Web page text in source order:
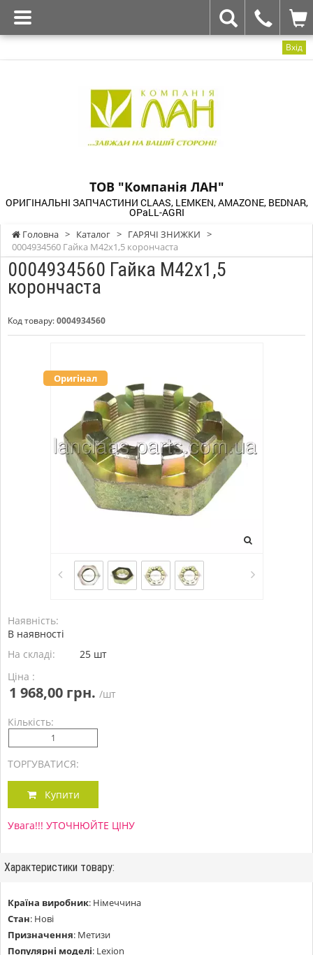
Вхід
ТОВ "Компанія ЛАН"
ОРИГІНАЛЬНІ ЗАПЧАСТИНИ CLAAS, LEMKEN, AMAZONE, BEDNAR,
OPaLL-AGRI
Головна > Каталог > ГАРЯЧІ ЗНИЖКИ >
0004934560 Гайка М42х1,5 корончаста
0004934560 Гайка М42х1,5
корончаста
Код товару:0004934560
Оригінал
Наявність:
В наявності
На складі:
25 шт
Ціна :
1 968,00 грн. /шт
Кількість:
ТОРГУВАТИСЯ:
Купити
Увага!!! УТОЧНЮЙТЕ ЦІНУ
Характеристики товару:
Країна виробник: Німеччина
Стан: Нові
Призначення: Метизи
Популярні моделі: Lexion